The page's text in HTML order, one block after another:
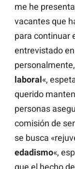
me he
vacantes que
para continuar
entrevistado
laboral«,
querido
personas
comisión de
se busca
edadismo«,
que el hecho